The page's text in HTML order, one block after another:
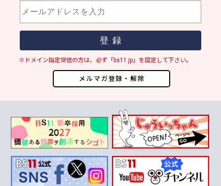
メルマガ登録・解除
※ドメイン指定受信の方は、必ず「bs11.jp」を設定して下さい。